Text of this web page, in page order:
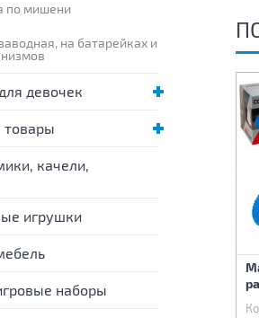
по мишени
на батарейках и
девочек
товары
качели,
игрушки
наборы
дыма